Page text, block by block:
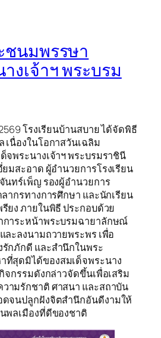
ชนมพรรษา
งเจ้าฯ พระบรม
โรงเรียนบ้านสบาย ได้จัดพิธี
เนื่องในโอกาสวันเฉลิม
จพระนางเจ้าฯ พระบรมราชินี
มสะอาด ผู้อำนวยการโรงเรียน
นทร์เพ็ญ รองผู้อำนวยการ
ากรทางการศึกษา และนักเรียน
ยง ภายในพิธี ประกอบด้วย
การะหน้าพระบรมฉายาลักษณ์
ละลงนามถวายพระพร เพื่อ
กภักดี และสำนึกในพระ
สุดมิได้ของสมเด็จพระนาง
จกรรมดังกล่าวจัดขึ้นเพื่อเสริม
ามรักชาติ ศาสนา และสถาบัน
จนปลูกฝังจิตสำนึกอันดีงามให้
พลเมืองที่ดีของชาติ